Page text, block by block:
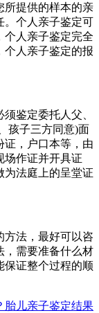
所提供的样本的亲
。个人亲子鉴定可
个人亲子鉴定完全
个人亲子鉴定的报
鉴定委托人父、
孩子三方同意)面
证，户口本等，由
场作证并开具证
为法庭上的呈堂证
方法，最好可以咨
，需要准备什么材
保证整个过程的顺
胎儿亲子鉴定结果